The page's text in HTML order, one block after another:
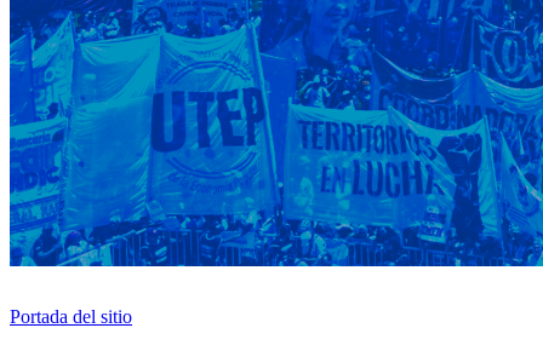
Portada del sitio